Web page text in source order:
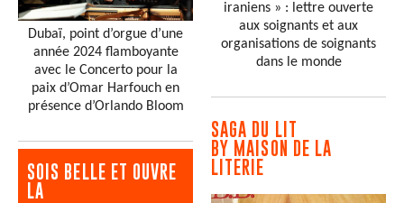
Dubaï, point d’orgue d’une
année 2024 flamboyante
avec le Concerto pour la
paix d’Omar Harfouch en
présence d’Orlando Bloom
SOIS BELLE ET OUVRE
LA
iraniens » : lettre ouverte
aux soignants et aux
organisations de soignants
dans le monde
SAGA DU LIT
BY MAISON DE LA
LITERIE